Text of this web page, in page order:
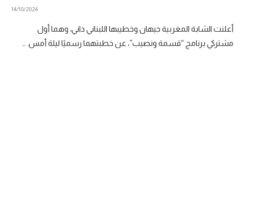
14/10/2024
أعلنت الشابة المغربية جيهان وخطيبها اللبناني داني، وهما أول
مشتركي برنامج “قسمة ونصيب”، عن خطبتهما رسميًا ليلة أمس. …